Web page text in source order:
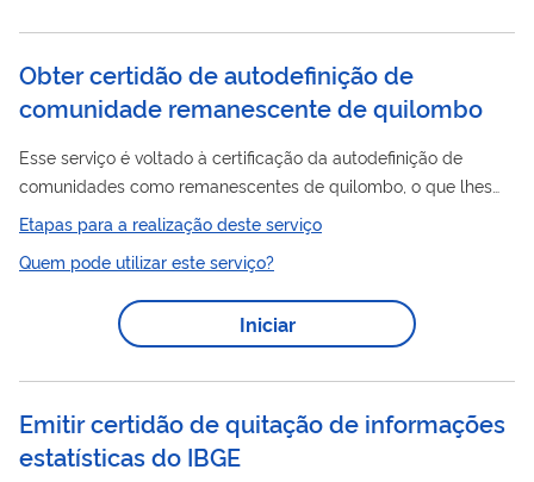
Obter certidão de autodefinição de
comunidade remanescente de quilombo
Esse serviço é voltado à certificação da autodefinição de
comunidades como remanescentes de quilombo, o que lhes
garante acesso a políticas públicas e assistência técnica e
jurídica da Fundação Cultural Palmares em casos, por
exemplo, de conflitos e licenciamento ambiental, e às políticas
públicas do Programa Brasil Quilombola.
Etapas para a realização deste serviço
Quem pode utilizar este serviço?
Iniciar
Emitir certidão de quitação de informações
estatísticas do IBGE